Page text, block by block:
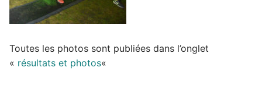
Toutes les photos sont publiées dans l’onglet
« résultats et photos«